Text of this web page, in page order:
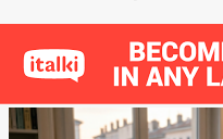
r
a